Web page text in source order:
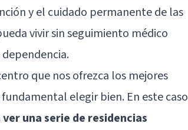
y el cuidado permanente de las
vivir sin seguimiento médico
que nos ofrezca los mejores
elegir bien. En este caso
una serie de residencias